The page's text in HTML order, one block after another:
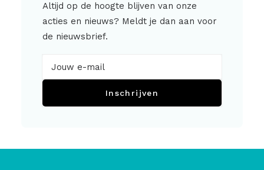
Altijd op de hoogte blijven van onze
acties en nieuws? Meldt je dan aan voor
de nieuwsbrief.
Inschrijven